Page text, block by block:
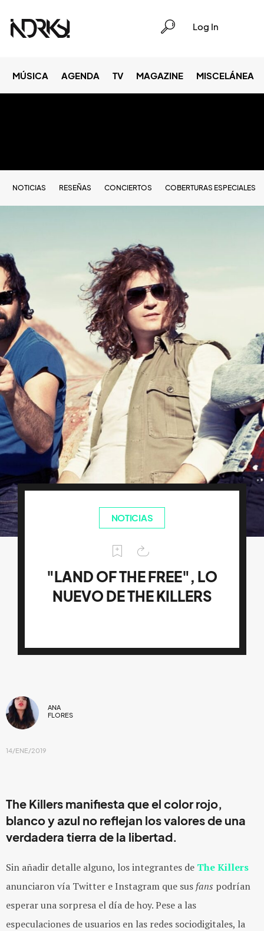
Log In
MÚSICA AGENDA TV MAGAZINE MISCELÁNEA
NOTICIAS RESEÑAS CONCIERTOS COBERTURAS ESPECIALES
NOTICIAS
"LAND OF THE FREE", LO
NUEVO DE THE KILLERS
ANA
FLORES
14/ENE/2019
The Killers manifiesta que el color rojo,
blanco y azul no reflejan los valores de una
verdadera tierra de la libertad.
Sin añadir detalle alguno, los integrantes de The Killers
anunciaron vía Twitter e Instagram que sus fans podrían
esperar una sorpresa el día de hoy. Pese a las
especulaciones de usuarios en las redes sociodigitales, la